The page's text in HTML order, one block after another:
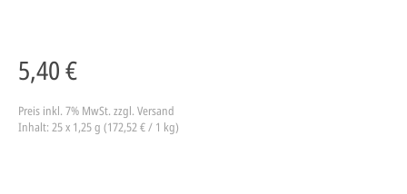
5,40 €
Preis inkl. 7% MwSt. zzgl. Versand
Inhalt: 25 x 1,25 g (172,52 € / 1 kg)